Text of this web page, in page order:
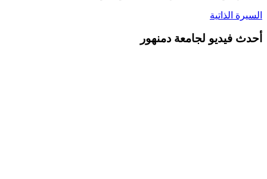
السيرة الذاتية
أحدث فيديو لجامعة دمنهور